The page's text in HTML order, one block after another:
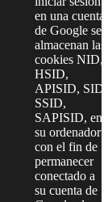
en una cuenta
de Google se
almacenan las
cookies NID,
HSID,
APISID, SID,
SSID,
SAPISID, en
su ordenador
con el fin de
permanecer
conectado a
su cuenta de